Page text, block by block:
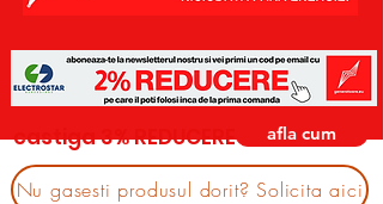
castiga 3% REDUCERE afla cum
Nu gasesti produsul dorit? Solicita aici